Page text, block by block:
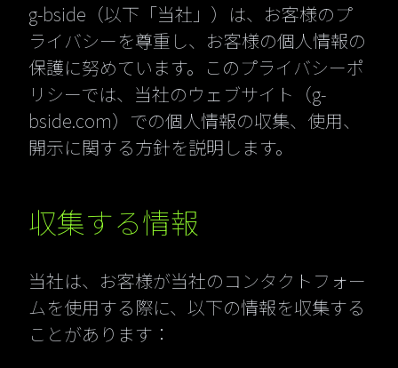
g-bside（以下「当社」）は、お客様のプ
ライバシーを尊重し、お客様の個人情報の
保護に努めています。このプライバシーポ
リシーでは、当社のウェブサイト（g-
bside.com）での個人情報の収集、使用、
開示に関する方針を説明します。
収集する情報
当社は、お客様が当社のコンタクトフォー
ムを使用する際に、以下の情報を収集する
ことがあります：